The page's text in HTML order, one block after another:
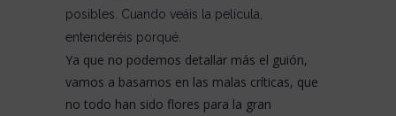
posibles. Cuando veáis la película,
entenderéis porqué.
Ya que no podemos detallar más el guión,
vamos a basarnos en las malas críticas, que
no todo han sido flores para la gran